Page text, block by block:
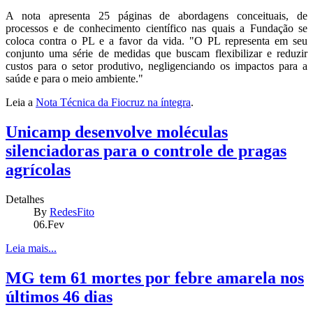
A nota apresenta 25 páginas de abordagens conceituais, de
processos e de conhecimento científico nas quais a Fundação se
coloca contra o PL e a favor da vida. "O PL representa em seu
conjunto uma série de medidas que buscam flexibilizar e reduzir
custos para o setor produtivo, negligenciando os impactos para a
saúde e para o meio ambiente."
Leia a Nota Técnica da Fiocruz na íntegra.
Unicamp desenvolve moléculas
silenciadoras para o controle de pragas
agrícolas
Detalhes
By RedesFito
06.Fev
Leia mais...
MG tem 61 mortes por febre amarela nos
últimos 46 dias